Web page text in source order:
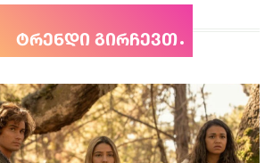
ტრენდი გირჩევთ